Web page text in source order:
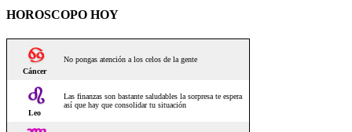
HOROSCOPO HOY